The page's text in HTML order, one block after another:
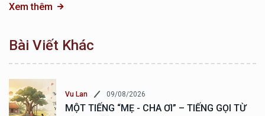
Xem thêm
Bài Viết Khác
Vu Lan 09/08/2026
MỘT TIẾNG “MẸ - CHA ƠI” – TIẾNG GỌI TỪ